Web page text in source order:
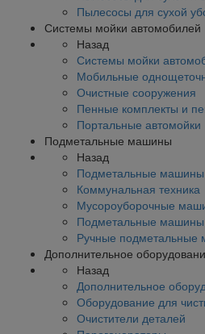
Пылесосы для сухой
Системы мойки автомобилей
Назад
Системы мойки
Мобильные
Очистные сооружения
Пенные комплекты и
Портальные автомойки
Подметальные машины
Назад
Подметальные машины
Коммунальная техника
Мусороуборочные
Подметальные машины
Ручные подметальные
Дополнительное
Назад
Дополнительное
Оборудование для
Очистители деталей